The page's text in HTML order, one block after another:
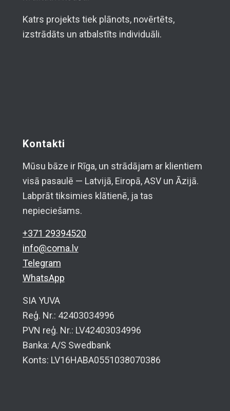
Katrs projekts tiek plānots, novērtēts,
izstrādāts un atbalstīts individuāli.
Kontakti
Mūsu bāze ir Rīga, un strādājam ar klientiem
visā pasaulē — Latvijā, Eiropā, ASV un Āzijā.
Labprāt tiksimies klātienē, ja tas
nepieciešams.
+371 29394520
info@coma.lv
Telegram
WhatsApp
SIA YUVA
Reģ. Nr.: 42403034996
PVN reģ. Nr.: LV42403034996
Banka: A/S Swedbank
Konts: LV16HABA0551038070386